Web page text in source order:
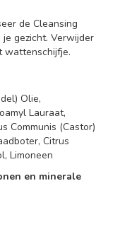
de Cleansing
gezicht. Verwijder
wattenschijfje.
Olie,
Lauraat,
Communis (Castor)
Citrus
Limoneen
en minerale